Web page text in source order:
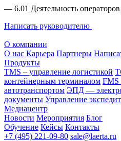
— 6.01 Деятельность операторов
Написать руководителю
О компании
О нас Карьера Партнеры
Продукты
TMS – управление логистикой
контейнерным терминалом FMS
автотранспортом ЭПД —
документы Управление
Медиацентр
Новости Мероприятия Блог
Обучение Кейсы Контакты
+7 (495) 221-09-80 sale@laerta.ru